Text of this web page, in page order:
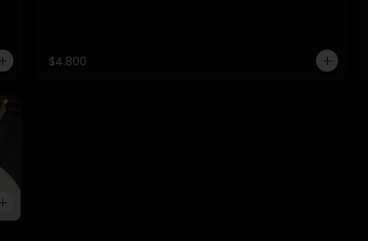
$4.800